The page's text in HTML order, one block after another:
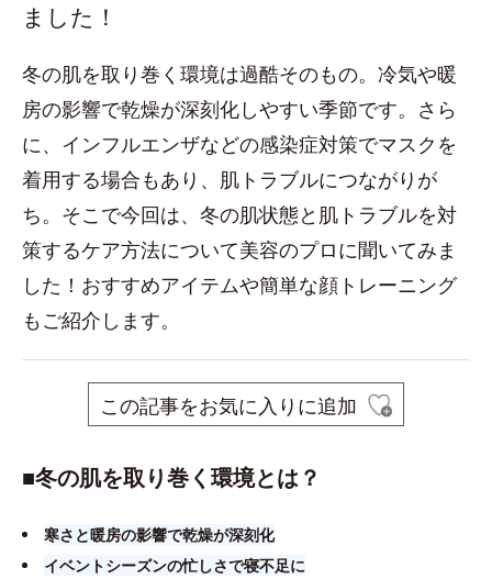
ました！
冬の肌を取り巻く環境は過酷そのもの。冷気や暖
房の影響で乾燥が深刻化しやすい季節です。さら
に、インフルエンザなどの感染症対策でマスクを
着用する場合もあり、肌トラブルにつながりが
ち。そこで今回は、冬の肌状態と肌トラブルを対
策するケア方法について美容のプロに聞いてみま
した！おすすめアイテムや簡単な顔トレーニング
もご紹介します。
この記事をお気に入りに追加
■​冬の肌を取り巻く環境とは？
寒さと暖房の影響で乾燥が深刻化
イベントシーズンの忙しさで寝不足に